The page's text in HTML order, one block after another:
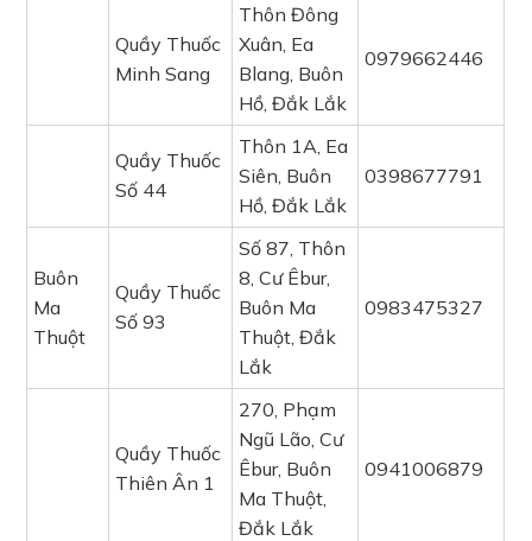
Quầy Thuốc
Minh Sang
Thôn Đông
Xuân, Ea
Blang, Buôn
Hồ, Đắk Lắk
0979662446
Quầy Thuốc
Số 44
Thôn 1A, Ea
Siên, Buôn
Hồ, Đắk Lắk
0398677791
Buôn
Ma
Thuột
Quầy Thuốc
Số 93
Số 87, Thôn
8, Cư Êbur,
Buôn Ma
Thuột, Đắk
Lắk
0983475327
Quầy Thuốc
Thiên Ân 1
270, Phạm
Ngũ Lão, Cư
Êbur, Buôn
Ma Thuột,
Đắk Lắk
0941006879